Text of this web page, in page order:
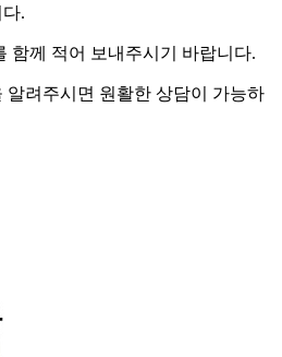
.
함께 적어 보내주시기 바랍니다.
알려주시면 원활한 상담이 가능하